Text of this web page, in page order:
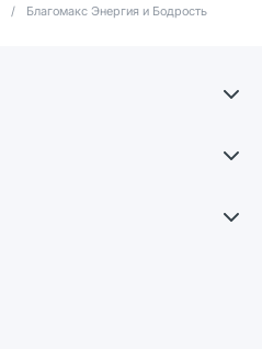
/ Благомакс Энергия и Бодрость